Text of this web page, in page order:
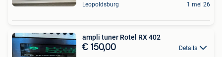
Leopoldsburg 1 mei 26
ampli tuner Rotel RX 402
€ 150,00 Details